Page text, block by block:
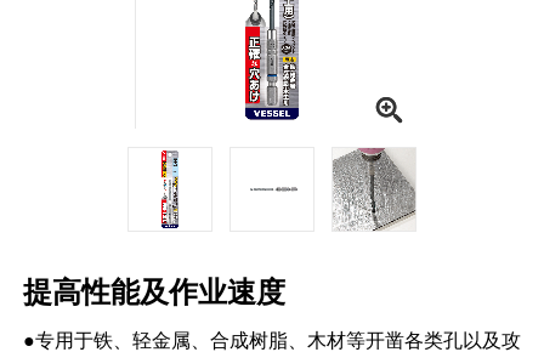
提高性能及作业速度
●专用于铁、轻金属、合成树脂、木材等开凿各类孔以及攻